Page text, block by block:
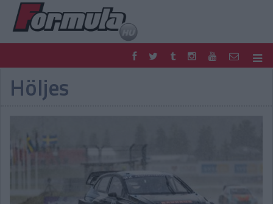
F1
FORMULA
PODCAST
PONTÁLLÁSOK
Höljes